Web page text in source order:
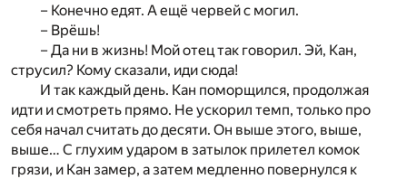
– Конечно едят. А ещё червей с могил.
– Врёшь!
– Да ни в жизнь! Мой отец так говорил. Эй, Кан,
струсил? Кому сказали, иди сюда!
И так каждый день. Кан поморщился, продолжая
идти и смотреть прямо. Не ускорил темп, только про
себя начал считать до десяти. Он выше этого, выше,
выше… С глухим ударом в затылок прилетел комок
грязи, и Кан замер, а затем медленно повернулся к